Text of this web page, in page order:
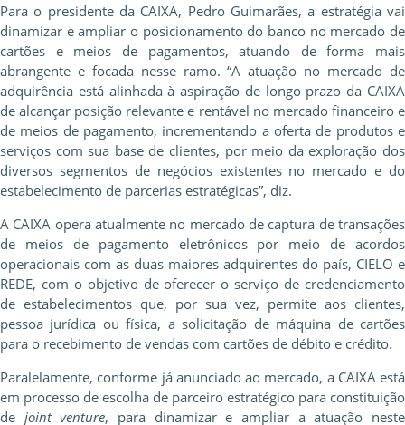
Para o presidente da CAIXA, Pedro Guimarães, a estratégia vai
dinamizar e ampliar o posicionamento do banco no mercado de
cartões e meios de pagamentos, atuando de forma mais
abrangente e focada nesse ramo. “A atuação no mercado de
adquirência está alinhada à aspiração de longo prazo da CAIXA
de alcançar posição relevante e rentável no mercado financeiro e
de meios de pagamento, incrementando a oferta de produtos e
serviços com sua base de clientes, por meio da exploração dos
diversos segmentos de negócios existentes no mercado e do
estabelecimento de parcerias estratégicas”, diz.
A CAIXA opera atualmente no mercado de captura de transações
de meios de pagamento eletrônicos por meio de acordos
operacionais com as duas maiores adquirentes do país, CIELO e
REDE, com o objetivo de oferecer o serviço de credenciamento
de estabelecimentos que, por sua vez, permite aos clientes,
pessoa jurídica ou física, a solicitação de máquina de cartões
para o recebimento de vendas com cartões de débito e crédito.
Paralelamente, conforme já anunciado ao mercado, a CAIXA está
em processo de escolha de parceiro estratégico para constituição
de joint venture, para dinamizar e ampliar a atuação neste